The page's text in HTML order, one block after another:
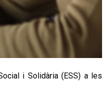
i Solidària (ESS) a les